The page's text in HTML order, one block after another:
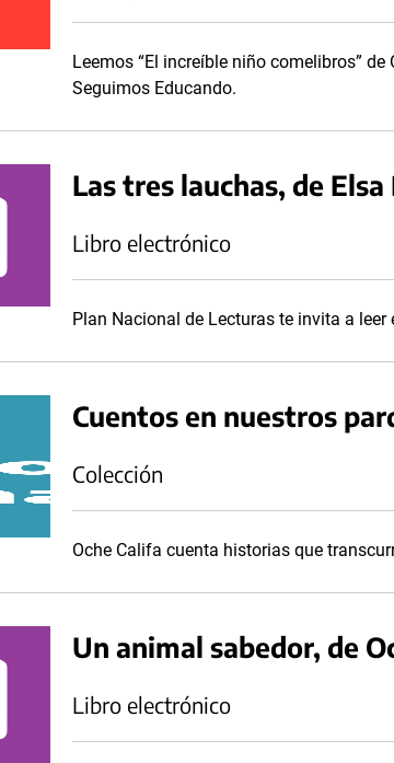
Leemos “El increíble niño comelibros”
Seguimos Educando.
Las tres lauchas, de
Libro electrónico
Plan Nacional de Lecturas te invita a
Cuentos en nuestros
Colección
Oche Califa cuenta historias que
Un animal sabedor, de
Libro electrónico